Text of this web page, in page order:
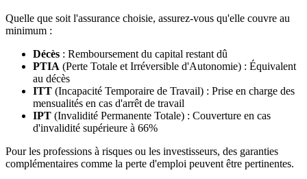
Quelle que soit l'assurance choisie, assurez-vous qu'elle couvre au
minimum :
Décès : Remboursement du capital restant dû
PTIA (Perte Totale et Irréversible d'Autonomie) : Équivalent
au décès
ITT (Incapacité Temporaire de Travail) : Prise en charge des
mensualités en cas d'arrêt de travail
IPT (Invalidité Permanente Totale) : Couverture en cas
d'invalidité supérieure à 66%
Pour les professions à risques ou les investisseurs, des garanties
complémentaires comme la perte d'emploi peuvent être pertinentes.